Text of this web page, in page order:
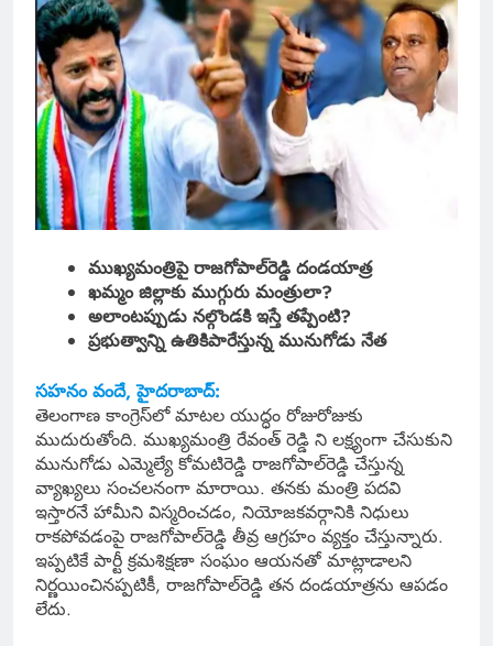
ముఖ్యమంత్రిపై రాజగోపాల్‌రెడ్డి దండయాత్ర
ఖమ్మం జిల్లాకు ముగ్గురు మంత్రులా?
అలాంటప్పుడు నల్గొండకి ఇస్తే తప్పేంటి?
ప్రభుత్వాన్ని ఉతికిపారేస్తున్న మునుగోడు నేత
సహనం వందే, హైదరాబాద్:
తెలంగాణ కాంగ్రెస్‌లో మాటల యుద్ధం రోజురోజుకు
ముదురుతోంది. ముఖ్యమంత్రి రేవంత్‌ రెడ్డి ని లక్ష్యంగా చేసుకుని
మునుగోడు ఎమ్మెల్యే కోమటిరెడ్డి రాజగోపాల్‌రెడ్డి చేస్తున్న
వ్యాఖ్యలు సంచలనంగా మారాయి. తనకు మంత్రి పదవి
ఇస్తారనే హామీని విస్మరించడం, నియోజకవర్గానికి నిధులు
రాకపోవడంపై రాజగోపాల్‌రెడ్డి తీవ్ర ఆగ్రహం వ్యక్తం చేస్తున్నారు.
ఇప్పటికే పార్టీ క్రమశిక్షణా సంఘం ఆయనతో మాట్లాడాలని
నిర్ణయించినప్పటికీ, రాజగోపాల్‌రెడ్డి తన దండయాత్రను ఆపడం
లేదు.